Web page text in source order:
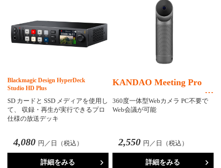
Blackmagic Design HyperDeck
Studio HD Plus
SD カードと SSD メディアを使用し
て、 収録・再生が実行できるプロ
仕様の放送デッキ
4,080 円／日（税込）
詳細をみる
KANDAO Meeting Pro
360度一体型Webカメラ PC不要で
Web会議が可能
2,550 円／日（税込）
詳細をみる